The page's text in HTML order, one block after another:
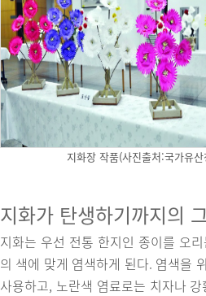
지화장 작품(사진출처:국가유
지화가 탄생하기까지의
지화는 우선 전통 한지인 종이를 오
의 색에 맞게 염색하게 된다. 염색을
사용하고, 노란색 염료로는 치자나